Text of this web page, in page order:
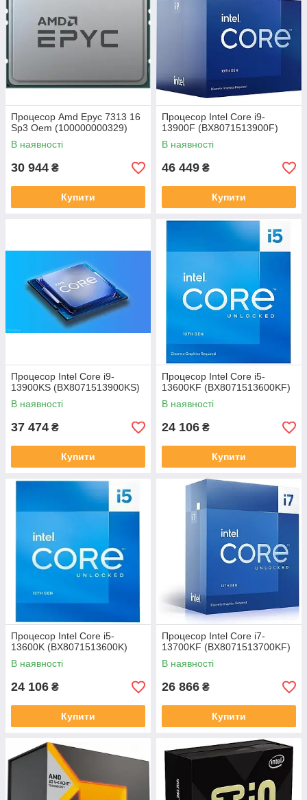
Процесор Amd Epyc 7313 16
Sp3 Oem (100000000329)
В наявності
30 944 ₴
Купити
Процесор Intel Core i9-
13900F (BX8071513900F)
В наявності
46 449 ₴
Купити
Процесор Intel Core i9-
13900KS (BX8071513900KS)
В наявності
37 474 ₴
Купити
Процесор Intel Core i5-
13600KF (BX8071513600KF)
В наявності
24 106 ₴
Купити
Процесор Intel Core i5-
13600K (BX8071513600K)
В наявності
24 106 ₴
Купити
Процесор Intel Core i7-
13700KF (BX8071513700KF)
В наявності
26 866 ₴
Купити